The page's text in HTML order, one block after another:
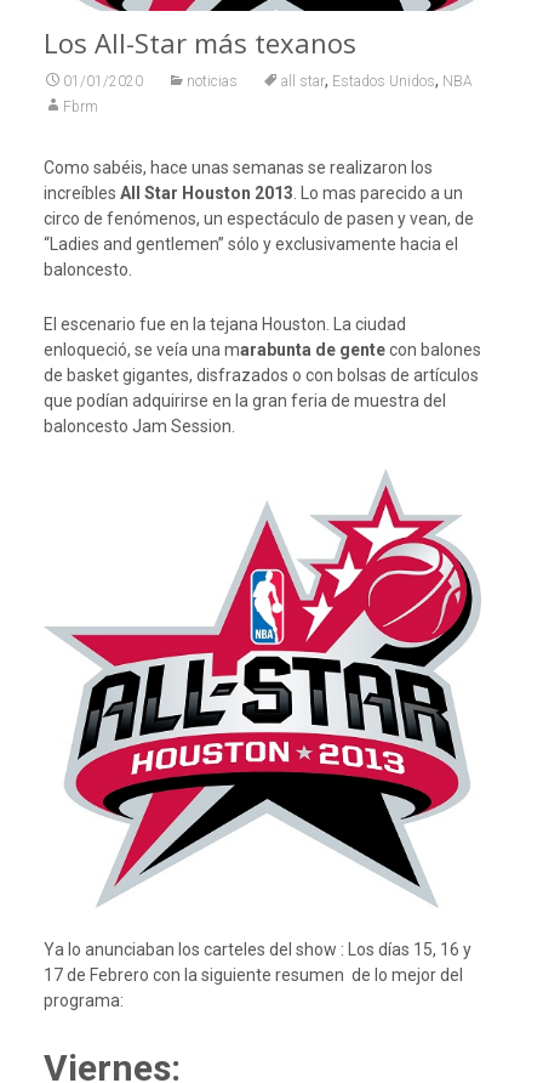
Los All-Star más texanos
01/01/2020 noticias all star, Estados Unidos, NBA
Fbrm
Como sabéis, hace unas semanas se realizaron los
increíbles All Star Houston 2013 . Lo mas parecido a un
circo de fenómenos, un espectáculo de pasen y vean, de
“Ladies and gentlemen” sólo y exclusivamente hacia el
baloncesto.
El escenario fue en la tejana Houston. La ciudad
enloqueció, se veía una marabunta de gentecon balones
de basket gigantes, disfrazados o con bolsas de artículos
que podían adquirirse en la gran feria de muestra del
baloncesto Jam Session.
Ya lo anunciaban los carteles del show : Los días 15, 16 y
17 de Febrero con la siguiente resumen de lo mejor del
programa:
Viernes: